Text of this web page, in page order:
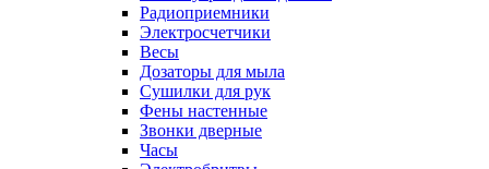
Радиоприемники
Электросчетчики
Весы
Дозаторы для мыла
Сушилки для рук
Фены настенные
Звонки дверные
Часы